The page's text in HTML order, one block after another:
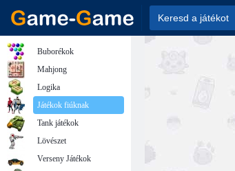
Buborékok
Mahjong
Logika
Játékok fiúknak
Tank játékok
Lövészet
Verseny Játékok